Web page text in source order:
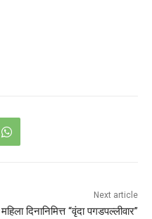
Next article
महिला दिनानिमित्त “वृंदा पगडपल्लीवार”